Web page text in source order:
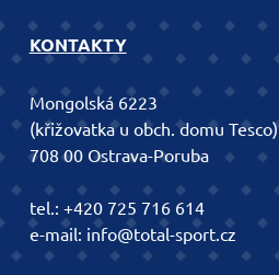
KONTAKTY
Mongolská 6223
(křižovatka u obch. domu Tesco)
708 00 Ostrava-Poruba
tel.: +420 725 716 614
e-mail: info@total-sport.cz